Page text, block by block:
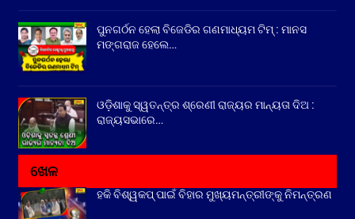
ପୁନଗର୍ଠନ ହେଲା ବିଜେଡିର ଗଣମାଧ୍ୟମ ଟିମ୍ : ମାନସ
ମଙ୍ଗରାଜ ହେଲେ…
ଓଡ଼ିଶାକୁ ସ୍ୱତନ୍ତ୍ର ଶ୍ରେଣୀ ରାଜ୍ୟର ମାନ୍ୟତା ଦିଅ :
ରାଜ୍ୟସଭାରେ…
ଖେଳ
ହକି ବିଶ୍ୱକପ୍ ପାଇଁ ବିହାର ମୁଖ୍ୟମନ୍ତ୍ରୀଙ୍କୁ ନିମନ୍ତ୍ରଣ